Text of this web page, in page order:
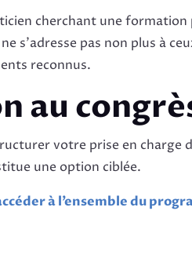
cherchant une
s’adresse pas non plus à
reconnus.
au
votre prise en charge
une option ciblée.
à l’ensemble du